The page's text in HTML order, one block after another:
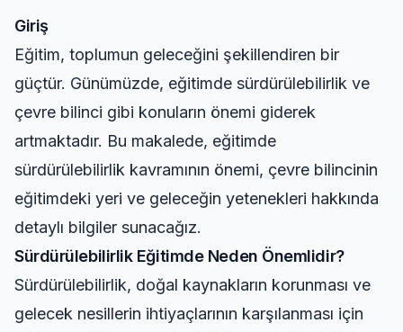
Giriş
Eğitim, toplumun geleceğini şekillendiren bir
güçtür. Günümüzde, eğitimde sürdürülebilirlik ve
çevre bilinci gibi konuların önemi giderek
artmaktadır. Bu makalede, eğitimde
sürdürülebilirlik kavramının önemi, çevre bilincinin
eğitimdeki yeri ve geleceğin yetenekleri hakkında
detaylı bilgiler sunacağız.
Sürdürülebilirlik Eğitimde Neden Önemlidir?
Sürdürülebilirlik, doğal kaynakların korunması ve
gelecek nesillerin ihtiyaçlarının karşılanması için